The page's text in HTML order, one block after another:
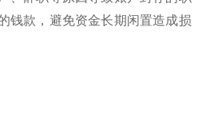
钱款，避免资金长期闲置造成损